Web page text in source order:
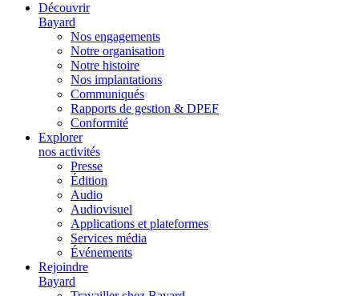
Découvrir
Bayard
Nos engagements
Notre organisation
Notre histoire
Nos implantations
Communiqués
Rapports de gestion & DPEF
Conformité
Explorer
nos activités
Presse
Édition
Audio
Audiovisuel
Applications et plateformes
Services média
Événements
Rejoindre
Bayard